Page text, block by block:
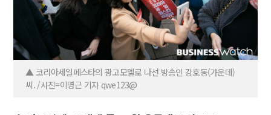
▲ 코리아세일페스타의 광고모델로 나선 방송인 강호동(가운데)
씨. /사진=이명근 기자 qwe123@